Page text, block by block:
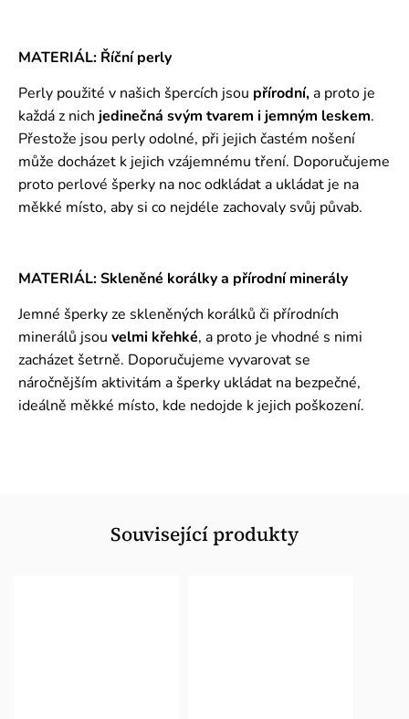
MATERIÁL: Říční perly
Perly použité v našich špercích jsou přírodní,a proto je
každá z nich jedinečná svým tvarem i jemným leskem.
Přestože jsou perly odolné, při jejich častém nošení
může docházet k jejich vzájemnému tření. Doporučujeme
proto perlové šperky na noc odkládat a ukládat je na
měkké místo, aby si co nejdéle zachovaly svůj půvab.
MATERIÁL: Skleněné korálky a přírodní minerály
Jemné šperky ze skleněných korálků či přírodních
minerálů jsou velmi křehké, a proto je vhodné s nimi
zacházet šetrně. Doporučujeme vyvarovat se
náročnějším aktivitám a šperky ukládat na bezpečné,
ideálně měkké místo, kde nedojde k jejich poškození.
Související produkty